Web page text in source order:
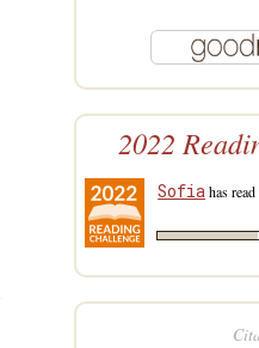
2022
Sofiahas